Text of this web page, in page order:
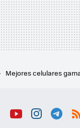
Mejores celulares